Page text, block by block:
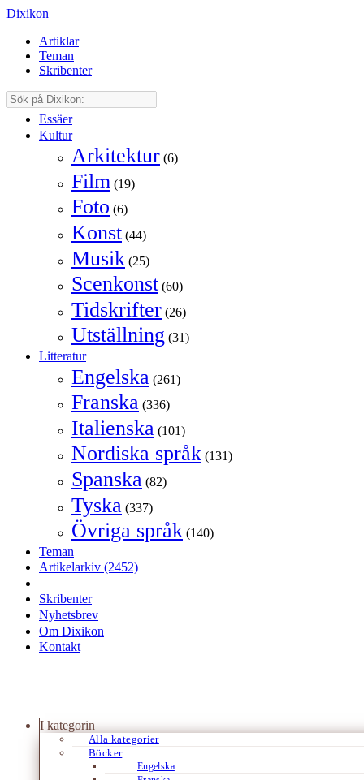
Dixikon
Artiklar
Teman
Skribenter
Essäer
Kultur
Arkitektur (6)
Film (19)
Foto (6)
Konst (44)
Musik (25)
Scenkonst (60)
Tidskrifter (26)
Utställning (31)
Litteratur
Engelska (261)
Franska (336)
Italienska (101)
Nordiska språk (131)
Spanska (82)
Tyska (337)
Övriga språk (140)
Teman
Artikelarkiv (2452)
Skribenter
Nyhetsbrev
Om Dixikon
Kontakt
I kategorin
Alla kategorier
Böcker
Engelska